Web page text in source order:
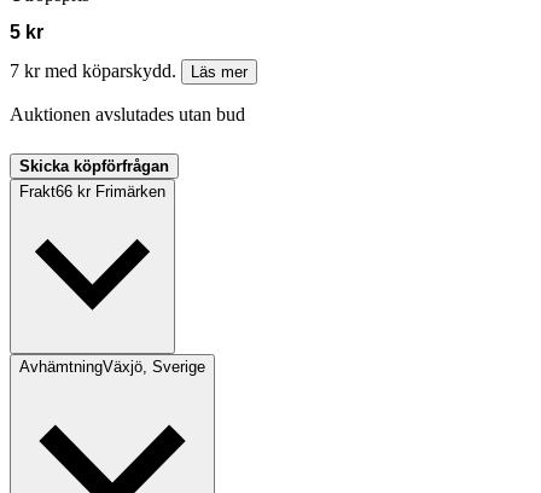
5 kr
7 kr med köparskydd.
Läs mer
Auktionen avslutades utan bud
Skicka köpförfrågan
Frakt66 kr Frimärken
AvhämtningVäxjö, Sverige